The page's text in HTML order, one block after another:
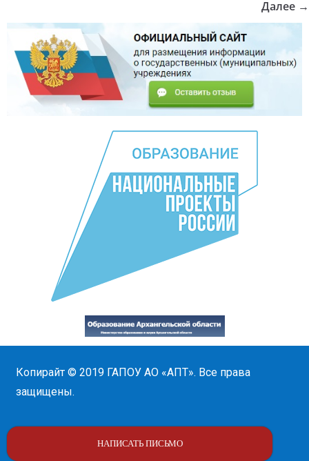
Далее →
Копирайт © 2019 ГАПОУ АО «АПТ». Все права
защищены.
НАПИСАТЬ ПИСЬМО